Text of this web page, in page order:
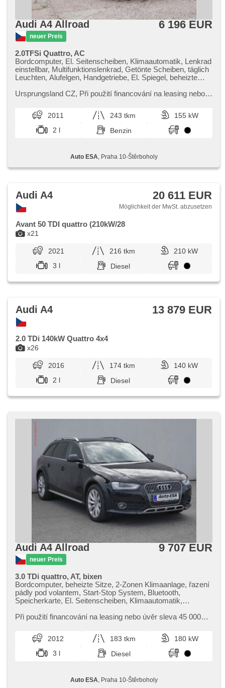
Audi A4 Allroad
neuer Preis
6 196 EUR
2.0TFSi Quattro, AC
Bordcomputer, El. Seitenscheiben, Klimaautomatik, Lenkrad
einstellbar, Multifunktionslenkrad, Getönte Scheiben, täglich
Leuchten, Alufelgen, Handgetriebe, El. Spiegel, beheizte
Funkfernbedienung, Elektronisches Stabilitätsprogramm
Wegfahrsperre, 6x Airbag
Ursprungsland CZ,​ Při použití financování na leasing nebo
svátků) 9.00​-22.0...
2011 243 tkm
155 kW
2 l
Benzin
Auto ESA , Praha 10-Štěrboholy
x21
Audi A4 20 611 EUR
Möglichkeit der MwSt. abzusetzen
Avant 50 TDI quattro (210kW/28
2021 216 tkm
210 kW
3 l
Diesel
x26
Audi A4 13 879 EUR
2.0 TDi 140kW Quattro 4x4
2016 174 tkm
140 kW
2 l
Diesel
Audi A4 Allroad
neuer Preis
9 707 EUR
3.0 TDi quattro, AT, bixen
Bordcomputer, beheizte Sitze, 2-Zonen Klimaanlage, řazení
pádly pod volantem, Start-Stop System, Bluetooth,
Speicherkarte, El. Seitenscheiben, Klimaautomatik,
Multifunktionslenkrad, Bi Xenon-Scheinwerfer,
beheizte Spiegel, Scheinwerferwaschanlagen,
Servolenkung, Antrieb 4x4, Zentralverriegelung mit
Funkfernbedienung, Elektronisches Stabilitätsprogramm
(ESP), Nebelscheinwerfer, ABS, Antriebsschlupfregelung
Při použití financování na leasing nebo úvěr sleva 45 000
hod. Kupujte vozy s garancí!
2012 183 tkm
180 kW
3 l
Diesel
Auto ESA , Praha 10-Štěrboholy